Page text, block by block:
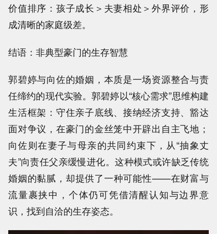
价值排序：孩子成长＞夫妻相处＞外界评价，形
成清晰的家庭级差。
结语：非典型豪门的生存智慧
郭碧婷与向佐的婚姻，本质是一场资源整合与责
任缔约的现代实验。郭碧婷以“核心需求”思维构建
生活框架：守住亲子底线、接纳经济支持、豁达
面对争议，在豪门的金丝笼中开辟出自主飞地；
向佐则在妻子与母亲的共同约束下，从“抽象丈
夫”向责任父亲缓慢进化。这种模式或许缺乏传统
婚姻的黏腻，却提供了一种可能性——在财富与
流量裹挟中，个体仍可凭借清醒认知与边界意
识，找到自洽的生存姿态。